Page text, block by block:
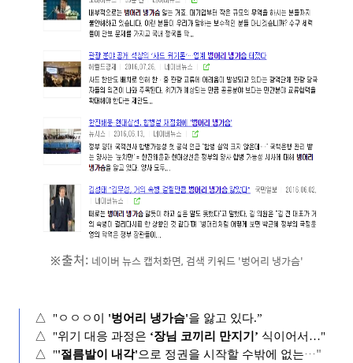
※출처: 네이버 뉴스 캡처화면, 검색 키워드 '벙어리 냉가슴'
△ "ㅇㅇㅇ이 '벙어리 냉가슴'을 앓고 있다.”
△
"위기 대응 과정은 ‘장님 코끼리 만지기’ 식이어서…"
△
"'절름발이 내각'으로 정권을 시작할 수밖에 없는…"